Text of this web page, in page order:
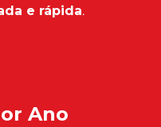
e rápida.
Ano